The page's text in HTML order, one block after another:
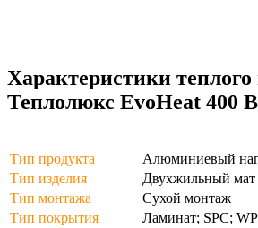
Характеристики теплого
Теплолюкс EvoHeat 400
Тип продукта
Алюминиевый
Тип изделия
Двухжильный мат
Тип монтажа
Сухой монтаж
Тип покрытия
Ламинат; SPC;